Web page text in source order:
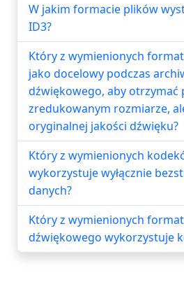
W jakim formacie plików
ID3?
Który z wymienionych
jako docelowy podczas
dźwiękowego, aby otrzymać
zredukowanym rozmiarze,
oryginalnej jakości dźwięku?
Który z wymienionych
wykorzystuje wyłącznie
danych?
Który z wymienionych
dźwiękowego wykorzystuje